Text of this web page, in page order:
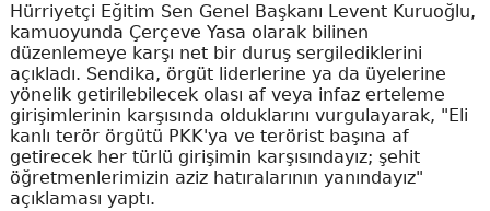
Hürriyetçi Eğitim Sen Genel Başkanı Levent Kuruoğlu,
kamuoyunda Çerçeve Yasa olarak bilinen
düzenlemeye karşı net bir duruş sergilediklerini
açıkladı. Sendika, örgüt liderlerine ya da üyelerine
yönelik getirilebilecek olası af veya infaz erteleme
girişimlerinin karşısında olduklarını vurgulayarak, "Eli
kanlı terör örgütü PKK'ya ve terörist başına af
getirecek her türlü girişimin karşısındayız; şehit
öğretmenlerimizin aziz hatıralarının yanındayız"
açıklaması yaptı.